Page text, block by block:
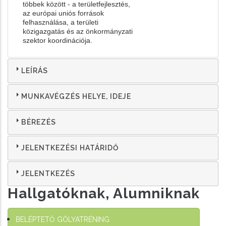
többek között - a területfejlesztés,
az európai uniós források
felhasználása, a területi
közigazgatás és az önkormányzati
szektor koordinációja.
LEÍRÁS
MUNKAVÉGZÉS HELYE, IDEJE
BÉREZÉS
JELENTKEZÉSI HATÁRIDŐ
JELENTKEZÉS
Hallgatóknak, Alumniknak
BELÉPTETŐ GÓLYATRÉNING